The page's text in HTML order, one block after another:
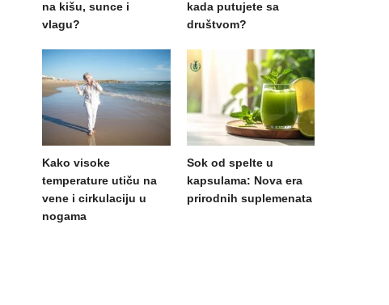
na kišu, sunce i
vlagu?
kada putujete sa
društvom?
Kako visoke
temperature utiču na
vene i cirkulaciju u
nogama
Sok od spelte u
kapsulama: Nova era
prirodnih suplemenata